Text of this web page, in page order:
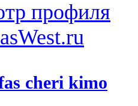
cheri kimo